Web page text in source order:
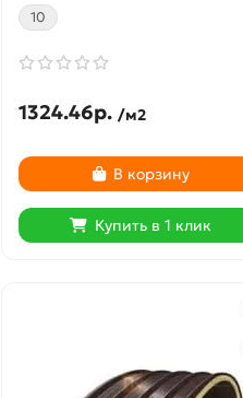
10
1324.46р. /м2
В корзину
Купить в 1 клик